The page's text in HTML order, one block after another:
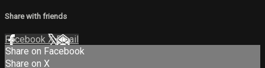
Share with friends
Facebook XEmail
Share on Facebook
Share on X